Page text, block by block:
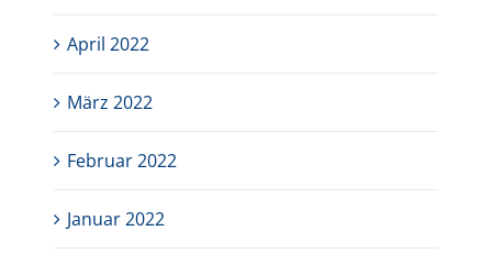
April 2022
März 2022
Februar 2022
Januar 2022